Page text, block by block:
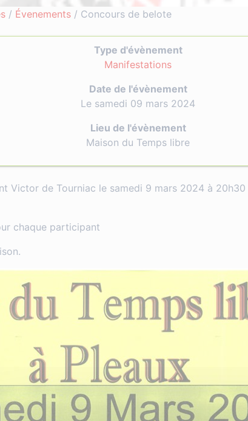
/ Évenements / Concours de belote
Type d'évènement
Manifestations
Date de l'évènement
Le samedi 09 mars 2024
Lieu de l'évènement
Maison du Temps libre
Victor de Tourniac le samedi 9 mars 2024 à 20h30
chaque participant